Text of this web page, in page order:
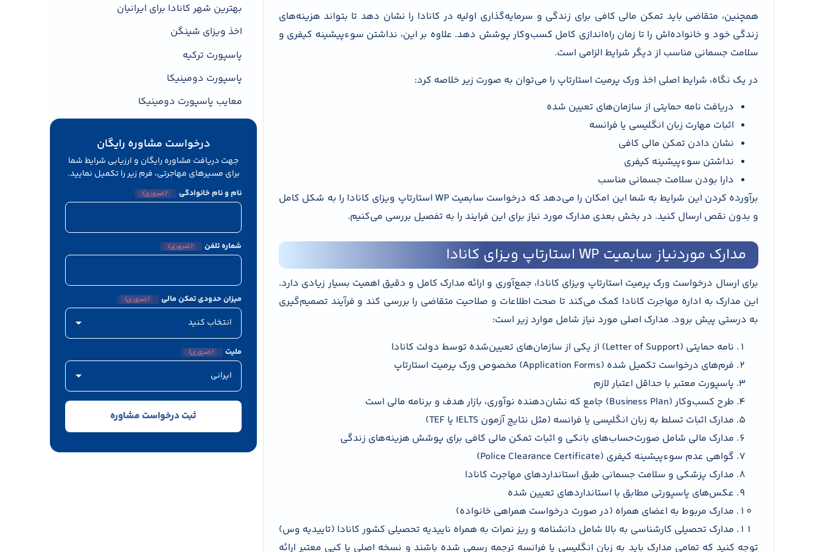
همچنین، متقاضی باید تمکن مالی کافی برای زندگی و سرمایه‌گذاری اولیه در کانادا را نشان دهد تا بتواند هزینه‌های
زندگی خود و خانواده‌اش را تا زمان راه‌اندازی کامل کسب‌وکار پوشش دهد. علاوه بر این، نداشتن سوءپیشینه کیفری و
سلامت جسمانی مناسب از دیگر شرایط الزامی است.
در یک نگاه، شرایط اصلی اخذ ورک پرمیت استارتاپ را می‌توان به صورت زیر خلاصه کرد:
دریافت نامه حمایتی از سازمان‌های تعیین شده
اثبات مهارت زبان انگلیسی یا فرانسه
نشان دادن تمکن مالی کافی
نداشتن سوءپیشینه کیفری
دارا بودن سلامت جسمانی مناسب
برآورده کردن این شرایط به شما این امکان را می‌دهد که درخواست سابمیت WP استارتاپ ویزای کانادا را به شکل کامل
و بدون نقص ارسال کنید. در بخش بعدی مدارک مورد نیاز برای این فرایند را به تفصیل بررسی می‌کنیم.
مدارک موردنیاز سابمیت WP استارتاپ ویزای کانادا
برای ارسال درخواست ورک پرمیت استارتاپ ویزای کانادا، جمع‌آوری و ارائه مدارک کامل و دقیق اهمیت بسیار زیادی دارد.
این مدارک به اداره مهاجرت کانادا کمک می‌کند تا صحت اطلاعات و صلاحیت متقاضی را بررسی کند و فرآیند تصمیم‌گیری
به درستی پیش برود. مدارک اصلی مورد نیاز شامل موارد زیر است:
نامه حمایتی (Letter of Support) از یکی از سازمان‌های تعیین‌شده توسط دولت کانادا
فرم‌های درخواست تکمیل شده (Application Forms) مخصوص ورک پرمیت استارتاپ
پاسپورت معتبر با حداقل اعتبار لازم
طرح کسب‌وکار (Business Plan) جامع که نشان‌دهنده نوآوری، بازار هدف و برنامه مالی است
مدارک اثبات تسلط به زبان انگلیسی یا فرانسه (مثل نتایج آزمون IELTS یا TEF)
مدارک مالی شامل صورت‌حساب‌های بانکی و اثبات تمکن مالی کافی برای پوشش هزینه‌های زندگی
گواهی عدم سوءپیشینه کیفری (Police Clearance Certificate)
مدارک پزشکی و سلامت جسمانی طبق استانداردهای مهاجرت کانادا
عکس‌های پاسپورتی مطابق با استانداردهای تعیین شده
مدارک مربوط به اعضای همراه (در صورت درخواست همراهی خانواده)
مدارک تحصیلی کارشناسی به بالا شامل دانشنامه و ریز نمرات به همراه ناییدیه تحصیلی کشور کانادا (تاییدیه وس)
توجه کنید که تمامی مدارک باید به زبان انگلیسی یا فرانسه ترجمه رسمی شده باشند و نسخه اصلی یا کپی معتبر ارائه
بهترین شهر کانادا برای ایرانیان
اخذ ویزای شینگن
پاسپورت ترکیه
پاسپورت دومینیکا
معایب پاسپورت دومینیکا
درخواست مشاوره رایگان
جهت دریافت مشاوره رایگان و ارزیابی شرایط شما
برای مسیرهای مهاجرتی، فرم زیر را تکمیل نمایید.
نام و نام خانوادگی (ضروری)
شماره تلفن (ضروری)
میزان حدودی تمکن مالی (ضروری)
ملیت (ضروری)